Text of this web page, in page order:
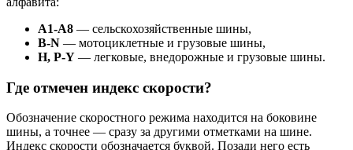
А1-А8 — сельскохозяйственные шины,
B-N — мотоциклетные и грузовые шины,
H, P-Y — легковые, внедорожные и грузовые шины.
Где отмечен индекс скорости?
Обозначение скоростного режима находится на боковине
шины, а точнее — сразу за другими отметками на шине.
Индекс скорости обозначается буквой. Позади него есть